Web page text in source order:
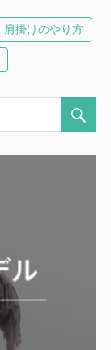
肩掛けのやり方